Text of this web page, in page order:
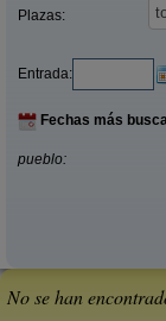
Plazas:
Entrada:
Fechas más
pueblo:
No se han